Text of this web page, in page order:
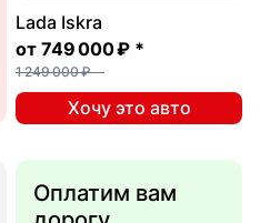
Lada Iskra
от 749 000 ₽ *
1 249 000 ₽
Хочу это авто
Оплатим вам